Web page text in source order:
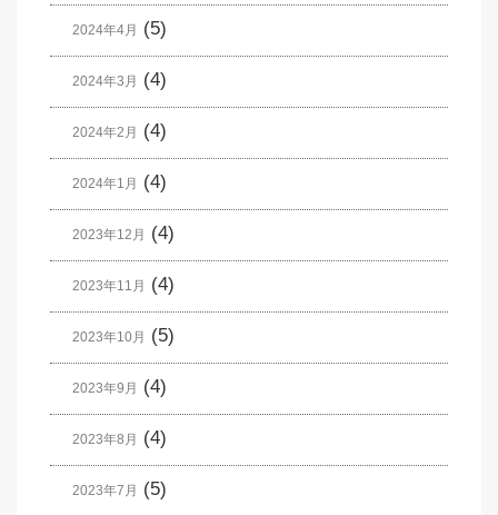
2024年4月 (5)
2024年3月 (4)
2024年2月 (4)
2024年1月 (4)
2023年12月 (4)
2023年11月 (4)
2023年10月 (5)
2023年9月 (4)
2023年8月 (4)
2023年7月 (5)